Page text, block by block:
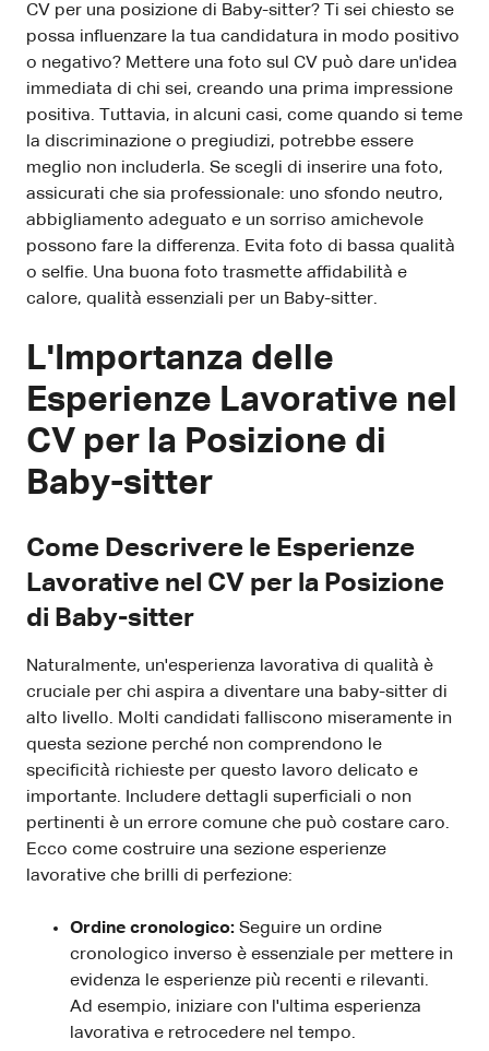
CV per una posizione di Baby-sitter? Ti sei chiesto se
possa influenzare la tua candidatura in modo positivo
o negativo? Mettere una foto sul CV può dare un'idea
immediata di chi sei, creando una prima impressione
positiva. Tuttavia, in alcuni casi, come quando si teme
la discriminazione o pregiudizi, potrebbe essere
meglio non includerla. Se scegli di inserire una foto,
assicurati che sia professionale: uno sfondo neutro,
abbigliamento adeguato e un sorriso amichevole
possono fare la differenza. Evita foto di bassa qualità
o selfie. Una buona foto trasmette affidabilità e
calore, qualità essenziali per un Baby-sitter.
L'Importanza delle
Esperienze Lavorative nel
CV per la Posizione di
Baby-sitter
Come Descrivere le Esperienze
Lavorative nel CV per la Posizione
di Baby-sitter
Naturalmente, un'esperienza lavorativa di qualità è
cruciale per chi aspira a diventare una baby-sitter di
alto livello. Molti candidati falliscono miseramente in
questa sezione perché non comprendono le
specificità richieste per questo lavoro delicato e
importante. Includere dettagli superficiali o non
pertinenti è un errore comune che può costare caro.
Ecco come costruire una sezione esperienze
lavorative che brilli di perfezione:
Ordine cronologico: Seguire un ordine
cronologico inverso è essenziale per mettere in
evidenza le esperienze più recenti e rilevanti.
Ad esempio, iniziare con l'ultima esperienza
lavorativa e retrocedere nel tempo.